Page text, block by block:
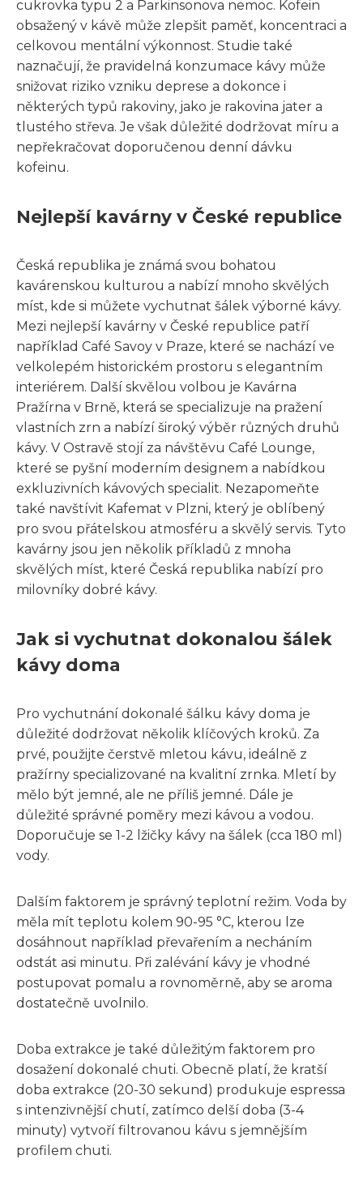
cukrovka typu 2 a Parkinsonova nemoc. Kofein
obsažený v kávě může zlepšit paměť, koncentraci a
celkovou mentální výkonnost. Studie také
naznačují, že pravidelná konzumace kávy může
snižovat riziko vzniku deprese a dokonce i
některých typů rakoviny, jako je rakovina jater a
tlustého střeva. Je však důležité dodržovat míru a
nepřekračovat doporučenou denní dávku
kofeinu.
Nejlepší kavárny v České republice
Česká republika je známá svou bohatou
kavárenskou kulturou a nabízí mnoho skvělých
míst, kde si můžete vychutnat šálek výborné kávy.
Mezi nejlepší kavárny v České republice patří
například Café Savoy v Praze, které se nachází ve
velkolepém historickém prostoru s elegantním
interiérem. Další skvělou volbou je Kavárna
Pražírna v Brně, která se specializuje na pražení
vlastních zrn a nabízí široký výběr různých druhů
kávy. V Ostravě stojí za návštěvu Café Lounge,
které se pyšní moderním designem a nabídkou
exkluzivních kávových specialit. Nezapomeňte
také navštívit Kafemat v Plzni, který je oblíbený
pro svou přátelskou atmosféru a skvělý servis. Tyto
kavárny jsou jen několik příkladů z mnoha
skvělých míst, které Česká republika nabízí pro
milovníky dobré kávy.
Jak si vychutnat dokonalou šálek
kávy doma
Pro vychutnání dokonalé šálku kávy doma je
důležité dodržovat několik klíčových kroků. Za
prvé, použijte čerstvě mletou kávu, ideálně z
pražírny specializované na kvalitní zrnka. Mletí by
mělo být jemné, ale ne příliš jemné. Dále je
důležité správné poměry mezi kávou a vodou.
Doporučuje se 1-2 lžičky kávy na šálek (cca 180 ml)
vody.
Dalším faktorem je správný teplotní režim. Voda by
měla mít teplotu kolem 90-95 °C, kterou lze
dosáhnout například převařením a necháním
odstát asi minutu. Při zalévání kávy je vhodné
postupovat pomalu a rovnoměrně, aby se aroma
dostatečně uvolnilo.
Doba extrakce je také důležitým faktorem pro
dosažení dokonalé chuti. Obecně platí, že kratší
doba extrakce (20-30 sekund) produkuje espressa
s intenzivnější chutí, zatímco delší doba (3-4
minuty) vytvoří filtrovanou kávu s jemnějším
profilem chuti.